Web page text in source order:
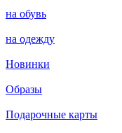
на обувь
на одежду
Новинки
Образы
Подарочные карты